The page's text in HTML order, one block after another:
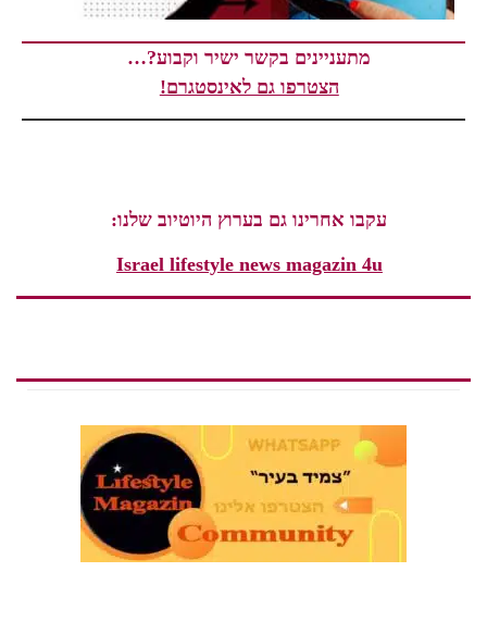
מתעניינים בקשר ישיר וקבוע?…
הצטרפו גם לאינסטגרם!
עקבו אחרינו גם בערוץ היוטיוב שלנו:
Israel lifestyle news magazin 4u